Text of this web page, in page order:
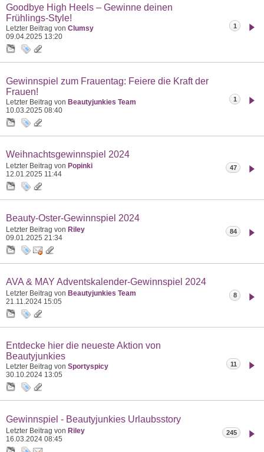
Goodbye High Heels – Gewinne deinen
Frühlings-Style!
Letzter Beitrag von Clumsy
09.04.2025 13:20
1
Gewinnspiel zum Frauentag: Feiere die Kraft der
Frauen!
Letzter Beitrag von Beautyjunkies Team
10.03.2025 08:40
1
Weihnachtsgewinnspiel 2024
Letzter Beitrag von Popinki
12.01.2025 11:44
47
Beauty-Oster-Gewinnspiel 2024
Letzter Beitrag von Riley
09.01.2025 21:34
84
AVA & MAY Adventskalender-Gewinnspiel 2024
Letzter Beitrag von Beautyjunkies Team
21.11.2024 15:05
8
Entdecke hier die neueste Aktion von
Beautyjunkies
Letzter Beitrag von Sportyspicy
30.10.2024 13:05
11
Gewinnspiel - Beautyjunkies Urlaubsstory
Letzter Beitrag von Riley
16.03.2024 08:45
245